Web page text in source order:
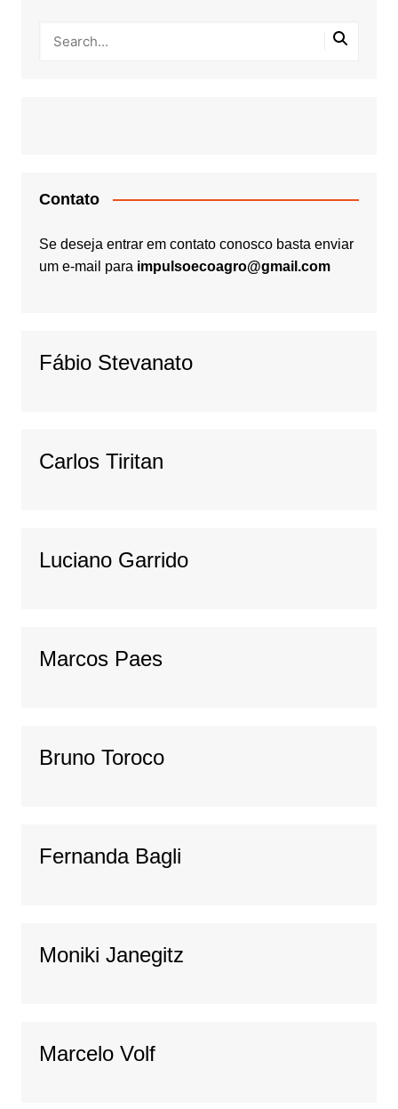
Contato
Se deseja entrar em contato conosco basta enviar
um e-mail para impulsoecoagro@gmail.com
Fábio Stevanato
Carlos Tiritan
Luciano Garrido
Marcos Paes
Bruno Toroco
Fernanda Bagli
Moniki Janegitz
Marcelo Volf